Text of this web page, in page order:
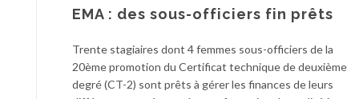
EMA : des sous-officiers fin prêts
Trente stagiaires dont 4 femmes sous-officiers de la
20ème promotion du Certificat technique de deuxième
degré (CT-2) sont prêts à gérer les finances de leurs